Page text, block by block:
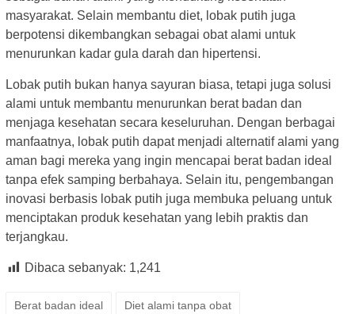
masyarakat. Selain membantu diet, lobak putih juga
berpotensi dikembangkan sebagai obat alami untuk
menurunkan kadar gula darah dan hipertensi.
Lobak putih bukan hanya sayuran biasa, tetapi juga solusi
alami untuk membantu menurunkan berat badan dan
menjaga kesehatan secara keseluruhan. Dengan berbagai
manfaatnya, lobak putih dapat menjadi alternatif alami yang
aman bagi mereka yang ingin mencapai berat badan ideal
tanpa efek samping berbahaya. Selain itu, pengembangan
inovasi berbasis lobak putih juga membuka peluang untuk
menciptakan produk kesehatan yang lebih praktis dan
terjangkau.
Dibaca sebanyak: 1,241
Berat badan ideal Diet alami tanpa obat